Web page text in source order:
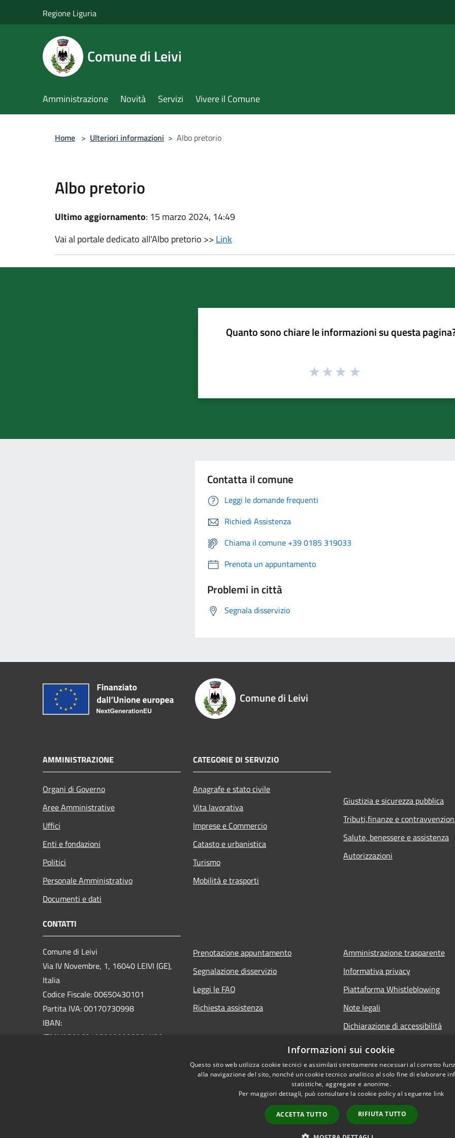
Regione Liguria
Comune di Leivi
Amministrazione Novità Servizi Vivere il Comune
Home > Ulteriori informazioni > Albo pretorio
Albo pretorio
Ultimo aggiornamento: 15 marzo 2024, 14:49
Vai al portale dedicato all'Albo pretorio >> Link
Quanto sono chiare le informazioni su questa
Contatta il comune
Leggi le domande frequenti
Richiedi Assistenza
Chiama il comune +39 0185 319033
Prenota un appuntamento
Problemi in città
Segnala disservizio
Comune di Leivi
AMMINISTRAZIONE
Organi di Governo
Aree Amministrative
Uffici
Enti e fondazioni
Politici
Personale Amministrativo
Documenti e dati
CATEGORIE DI SERVIZIO
Anagrafe e stato civile
Vita lavorativa
Imprese e Commercio
Catasto e urbanistica
Turismo
Mobilità e trasporti
Giustizia e sicurezza pubblica
Tributi,finanze e
Salute, benessere e assistenza
Autorizzazioni
CONTATTI
Comune di Leivi
Via IV Novembre, 1, 16040 LEIVI (GE),
Italia
Codice Fiscale: 00650430101
Partita IVA: 00170730998
IBAN:
IT20V0569631950000003354X20
Prenotazione appuntamento
Segnalazione disservizio
Leggi le FAQ
Richiesta assistenza
Amministrazione trasparente
Informativa privacy
Piattaforma Whistleblowing
Note legali
Dichiarazione di accessibilità
Copyright © 2026 •
Informazioni sui cookie
Questo sito web utilizza cookie tecnici e assimilati strettamente necessari al corretto
alla navigazione del sito, nonché un cookie tecnico analitico al solo fine di elaborare
statistiche, aggregate e anonime.
Per maggiori dettagli, può consultare la cookie policy al seguente link
ACCETTA TUTTO RIFIUTA TUTTO